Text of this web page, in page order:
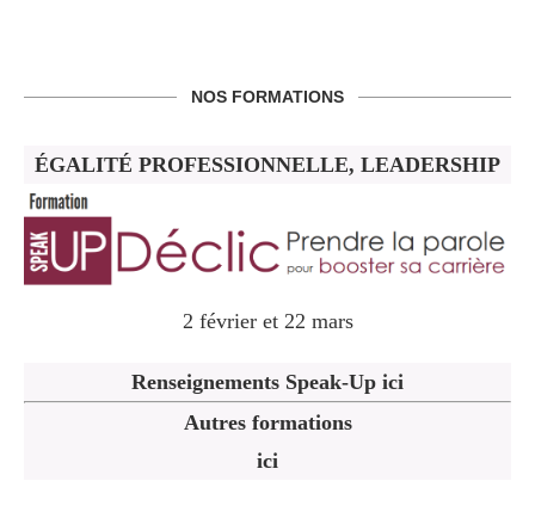
NOS FORMATIONS
ÉGALITÉ PROFESSIONNELLE, LEADERSHIP
2 février et 22 mars
Renseignements Speak-Up ici
Autres formations
ici